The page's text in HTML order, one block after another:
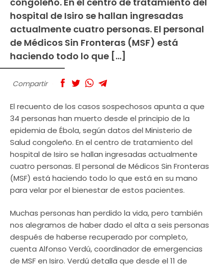
hospital de Isiro se hallan ingresadas
actualmente cuatro personas. El personal
de Médicos Sin Fronteras (MSF) está
haciendo todo lo que […]
Compartir
El recuento de los casos sospechosos apunta a que
34 personas han muerto desde el principio de la
epidemia de Ébola, según datos del Ministerio de
Salud congoleño. En el centro de tratamiento del
hospital de Isiro se hallan ingresadas actualmente
cuatro personas. El personal de Médicos Sin Fronteras
(MSF) está haciendo todo lo que está en su mano
para velar por el bienestar de estos pacientes.
Muchas personas han perdido la vida, pero también
nos alegramos de haber dado el alta a seis personas
después de haberse recuperado por completo,
cuenta Alfonso Verdú, coordinador de emergencias
de MSF en Isiro. Verdú detalla que desde el 11 de